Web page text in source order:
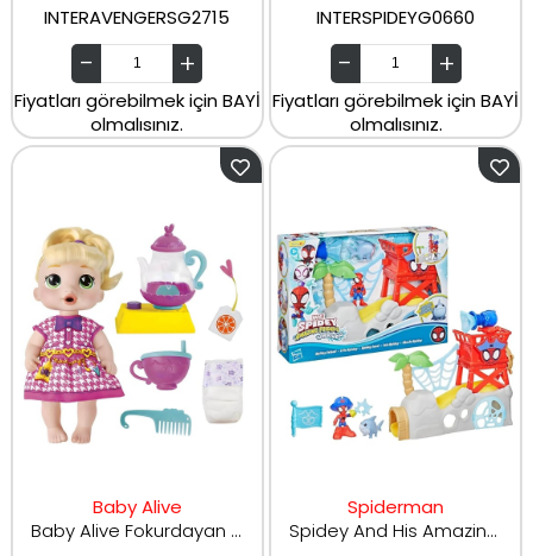
INTERAVENGERSG2715
Fiyatları görebilmek için BAYİ
olmalısınız.
INTERSPIDEYG0660
Fiyatları görebilmek için BAYİ
olmalısınız.
Baby Alive
Baby Alive Fokurdayan Çay Partisi Lala
Spiderman
Spidey And His Amazing Friends Örümcek Adası Oyun Seti